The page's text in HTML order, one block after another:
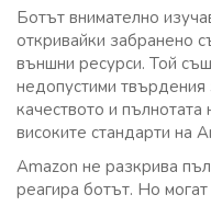
Ботът внимателно
откривайки забранено
външни ресурси. Той
недопустими
качеството и пълнотата
високите стандарти на
Amazon не разкрива
реагира ботът. Но